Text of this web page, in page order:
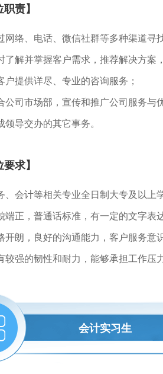
职责】
网络、电话、微信社群等多种渠道寻
了解并掌握客户需求，推荐解决方案
户提供详尽、专业的咨询服务；
公司市场部，宣传和推广公司服务与
领导交办的其它事务。
要求】
、会计等相关专业全日制大专及以上
端正，普通话标准，有一定的文字表
开朗，良好的沟通能力，客户服务意
较强的韧性和耐力，能够承担工作压
会计实习生